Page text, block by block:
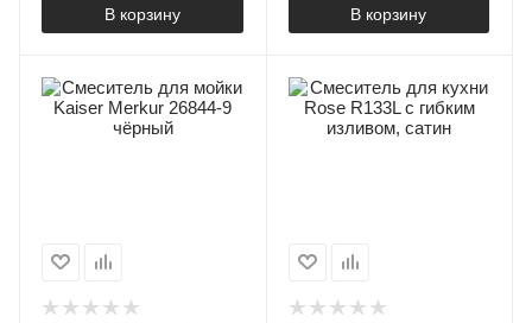
В корзину В корзину